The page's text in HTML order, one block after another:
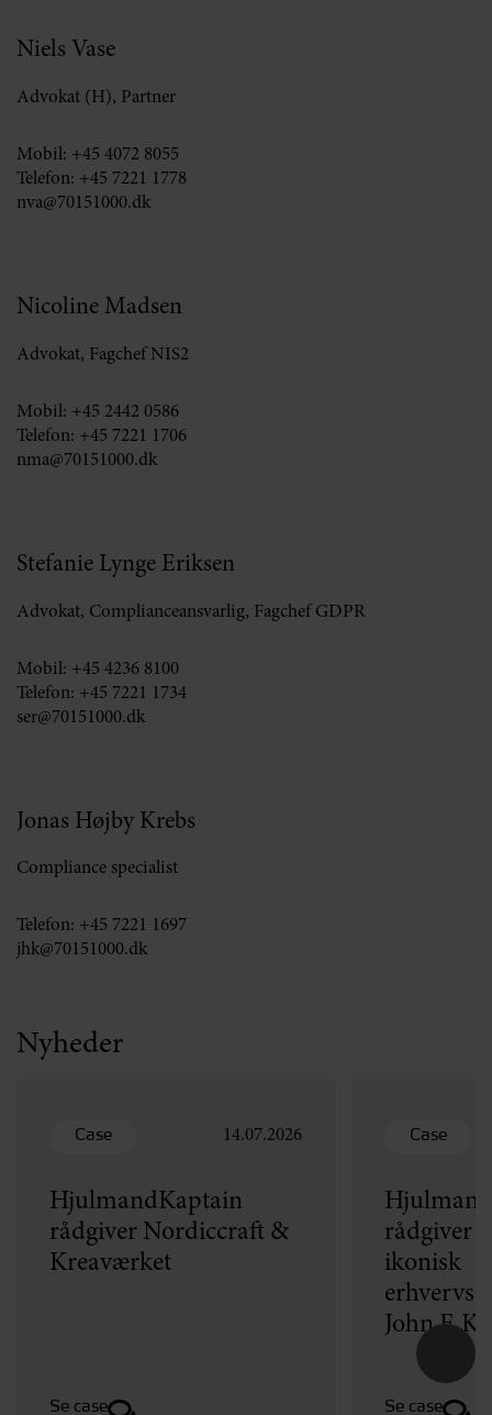
Niels Vase
Advokat (H), Partner
Mobil: +45 4072 8055
Telefon: +45 7221 1778
nva@70151000.dk
Nicoline Madsen
Advokat, Fagchef NIS2
Mobil: +45 2442 0586
Telefon: +45 7221 1706
nma@70151000.dk
Stefanie Lynge Eriksen
Advokat, Complianceansvarlig, Fagchef GDPR
Mobil: +45 4236 8100
Telefon: +45 7221 1734
ser@70151000.dk
Jonas Højby Krebs
Compliance specialist
Telefon: +45 7221 1697
jhk@70151000.dk
Nyheder
Case 14.07.2026
HjulmandKaptain
rådgiver Nordiccraft &
Kreaværket
Se case
Case
rådgiver
ikonisk
John F.
Se case